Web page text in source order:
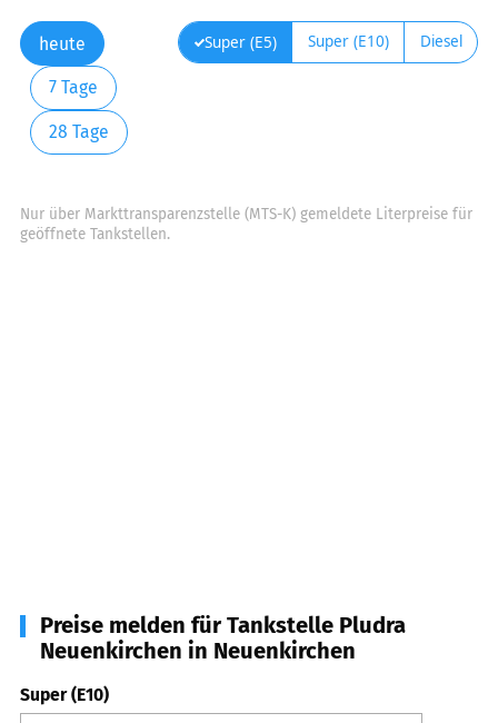
heute
7 Tage
28 Tage
Super (E5) Super (E10) Diesel
Nur über Markttransparenzstelle (MTS-K) gemeldete Literpreise für
geöffnete Tankstellen.
Preise melden für Tankstelle Pludra
Neuenkirchen in Neuenkirchen
Super (E10)